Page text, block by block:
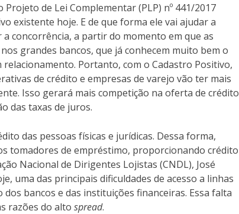
de Lei Complementar (PLP) nº 441/2017
existente hoje. E de que forma ele vai ajudar a
concorrência, a partir do momento em que as
grandes bancos, que já conhecem muito bem o
Portanto, com o Cadastro Positivo,
de crédito e empresas de varejo vão ter mais
Isso gerará mais competição na oferta de crédito
das taxas de juros.
das pessoas físicas e jurídicas. Dessa forma,
tomadores de empréstimo, proporcionando crédito
Nacional de Dirigentes Lojistas (CNDL), José
uma das principais dificuldades de acesso a linhas
bancos e das instituições financeiras. Essa falta
razões do alto spread.